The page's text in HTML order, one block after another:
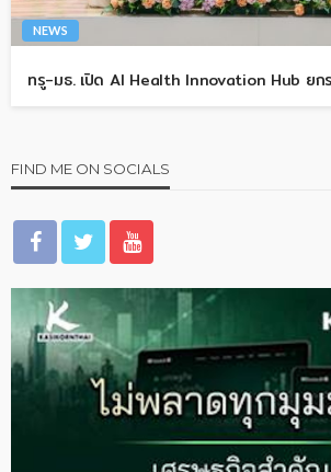
NEWS
ทรู-มธ. เปิด AI Health Innovation Hub ยก
FIND ME ON SOCIALS